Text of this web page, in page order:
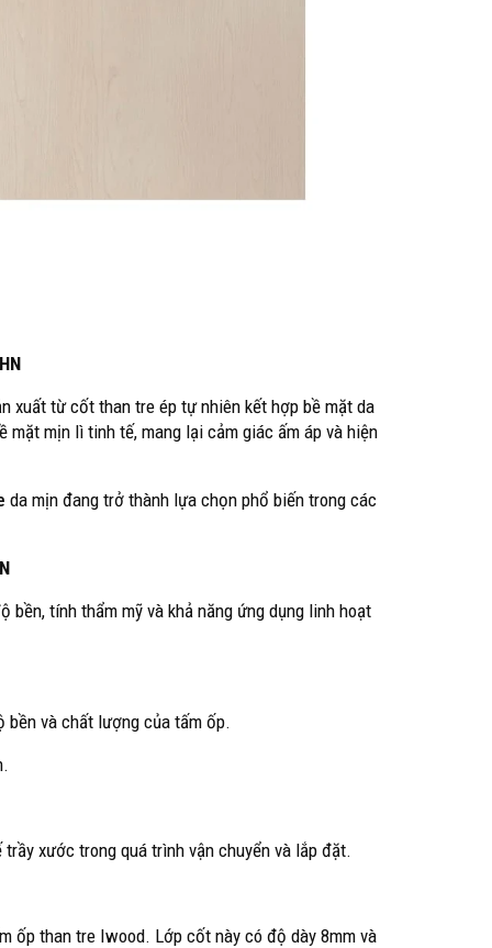
xuất từ cốt than tre ép tự nhiên kết hợp bề mặt da
mặt mịn lì tinh tế, mang lại cảm giác ấm áp và hiện
da mịn đang trở thành lựa chọn phổ biến trong các
tính thẩm mỹ và khả năng ứng dụng linh hoạt
bền và chất lượng của tấm ốp.
xước trong quá trình vận chuyển và lắp đặt.
ốp than tre Iwood. Lớp cốt này có độ dày 8mm và